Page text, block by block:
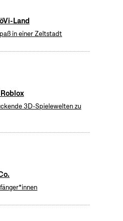
Land
in einer Zeltstadt
3D-Spielewelten zu